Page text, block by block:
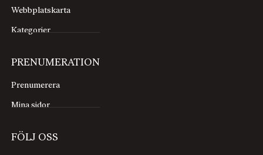
Webbplatskarta
Kategorier
PRENUMERATION
Prenumerera
Mina sidor
FÖLJ OSS